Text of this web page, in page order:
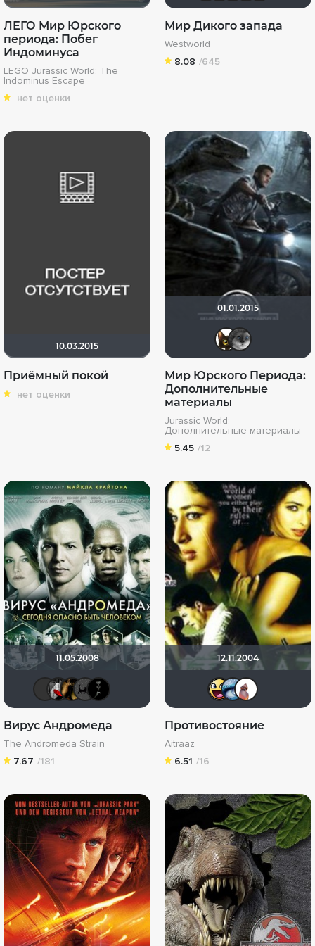
ЛЕГО Мир Юрского
периода: Побег
Индоминуса
LEGO Jurassic World: The
Indominus Escape
нет оценки
Мир Дикого запада
Westworld
8.08 /645
10.03.2015
Приёмный покой
нет оценки
01.01.2015
Мир Юрского Периода:
Дополнительные
материалы
Jurassic World:
Дополнительные материалы
5.45 /12
11.05.2008
chaos-lilith BADSMILE
Вирус Андромеда
The Andromeda Strain
7.67 /181
12.11.2004
Противостояние
Aitraaz
6.51 /16